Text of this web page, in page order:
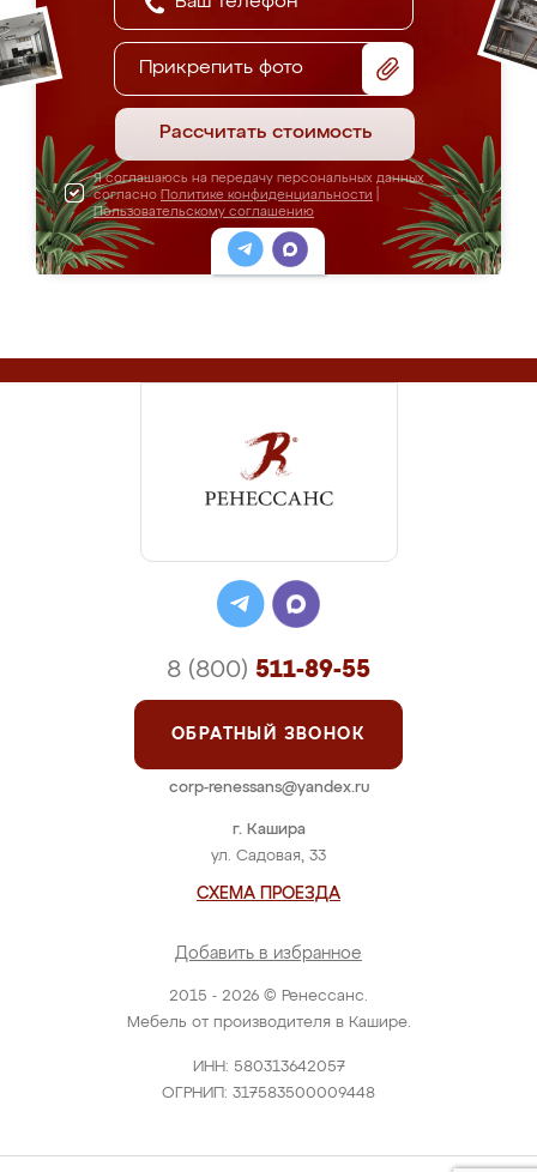
Прикрепить фото
Рассчитать стоимость
Я соглашаюсь на передачу персональных данных
согласно Политике конфиденциальности
Пользовательскому соглашению
2015 - 2026 © Ренессанс.
Мебель от производителя в Кашире.
ИНН: 580313642057
ОГРНИП: 317583500009448
г. Кашира
ул. Садовая, 33
СХЕМА ПРОЕЗДА
Добавить в избранное
8 (800) 511-89-55
ОБРАТНЫЙ ЗВОНОК
corp-renessans@yandex.ru